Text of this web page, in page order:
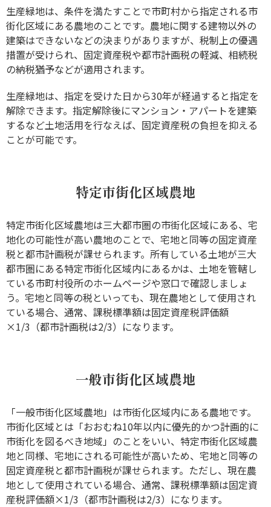
生産緑地は、条件を満たすことで市町村から指定される市
街化区域にある農地のことです。農地に関する建物以外の
建築はできないなどの決まりがありますが、税制上の優遇
措置が受けられ、固定資産税や都市計画税の軽減、相続税
の納税猶予などが適用されます。
生産緑地は、指定を受けた日から30年が経過すると指定を
解除できます。指定解除後にマンション・アパートを建築
するなど土地活用を行なえば、固定資産税の負担を抑える
ことが可能です。
特定市街化区域農地
特定市街化区域農地は三大都市圏の市街化区域にある、宅
地化の可能性が高い農地のことで、宅地と同等の固定資産
税と都市計画税が課せられます。所有している土地が三大
都市圏にある特定市街化区域内にあるかは、土地を管轄し
ている市町村役所のホームページや窓口で確認しましょ
う。宅地と同等の税といっても、現在農地として使用され
ている場合、通常、課税標準額は固定資産税評価額
×1/3（都市計画税は2/3）になります。
一般市街化区域農地
「一般市街化区域農地」は市街化区域内にある農地です。
市街化区域とは「おおむね10年以内に優先的かつ計画的に
市街化を図るべき地域」のことをいい、特定市街化区域農
地と同様、宅地にされる可能性が高いため、宅地と同等の
固定資産税と都市計画税が課せられます。ただし、現在農
地として使用されている場合、通常、課税標準額は固定資
産税評価額×1/3（都市計画税は2/3）になります。